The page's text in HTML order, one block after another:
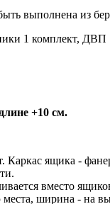
выполнена из
1 комплект,
+10 см.
ящика -
вместо
ширина - на